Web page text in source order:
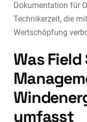
Dokumentation für
Technikerzeit, die
Wertschöpfung
Was
umfasst